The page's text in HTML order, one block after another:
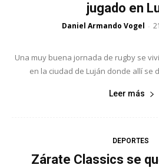
jugado en
Daniel Armando Vogel -
Una muy buena jornada de rugby se
en la ciudad de Luján donde allí se
Leer más
DEPORTES
Zárate Classics se